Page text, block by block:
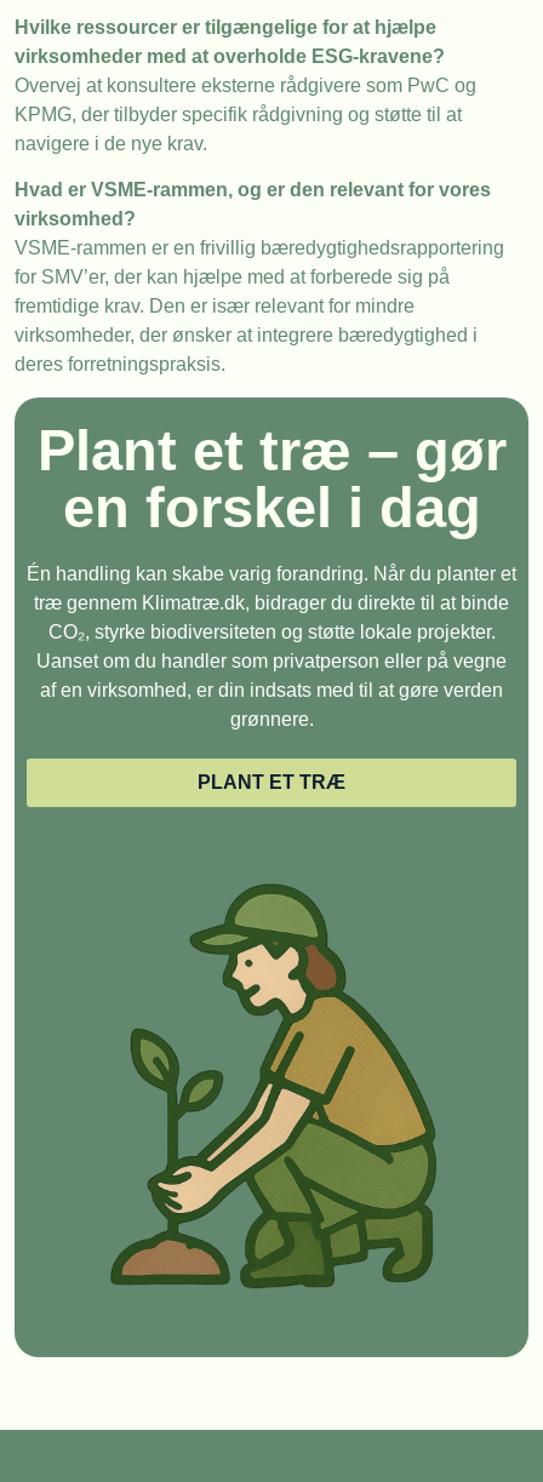
Hvilke ressourcer er tilgængelige for at hjælpe
virksomheder med at overholde ESG-kravene?
Overvej at konsultere eksterne rådgivere som PwC og
KPMG, der tilbyder specifik rådgivning og støtte til at
navigere i de nye krav.
Hvad er VSME-rammen, og er den relevant for vores
virksomhed?
VSME-rammen er en frivillig bæredygtighedsrapportering
for SMV’er, der kan hjælpe med at forberede sig på
fremtidige krav. Den er især relevant for mindre
virksomheder, der ønsker at integrere bæredygtighed i
deres forretningspraksis.
Plant et træ – gør
en forskel i dag
Én handling kan skabe varig forandring. Når du planter et
træ gennem Klimatræ.dk, bidrager du direkte til at binde
CO₂, styrke biodiversiteten og støtte lokale projekter.
Uanset om du handler som privatperson eller på vegne
af en virksomhed, er din indsats med til at gøre verden
grønnere.
PLANT ET TRÆ